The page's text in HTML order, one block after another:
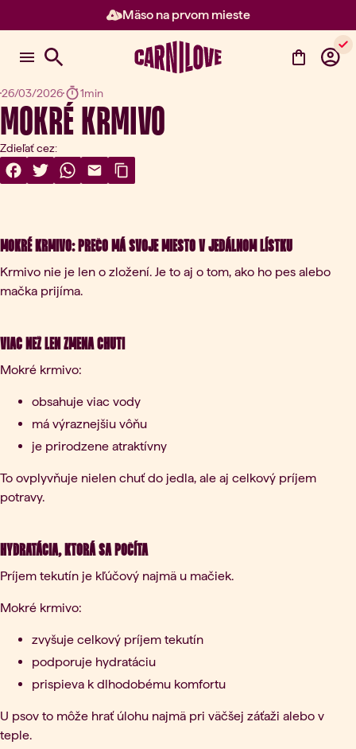
Mäso na prvom mieste
Položka 2 z 3: Mäso na prvom
26/03/2026 1min
MOKRÉ KRMIVO
Zdieľať cez:
Share On Facebook
(otvorí sa v novej karte)
Share On Twitter
(otvorí sa v novej karte)
Share On WhatsApp
(otvorí sa v novej karte)
Share Via Email
(otvorí sa v novej karte)
Copy Link
Mokré krmivo: prečo má svoje miesto v jedálnom lístku
Krmivo nie je len o zložení. Je to aj o tom, ako ho pes alebo
mačka prijíma.
Viac než len zmena chuti
Mokré krmivo:
obsahuje viac vody
má výraznejšiu vôňu
je prirodzene atraktívny
To ovplyvňuje nielen chuť do jedla, ale aj celkový príjem
potravy.
Hydratácia, ktorá sa počíta
Príjem tekutín je kľúčový najmä u mačiek.
Mokré krmivo:
zvyšuje celkový príjem tekutín
podporuje hydratáciu
prispieva k dlhodobému komfortu
U psov to môže hrať úlohu najmä pri väčšej záťaži alebo v
teple.